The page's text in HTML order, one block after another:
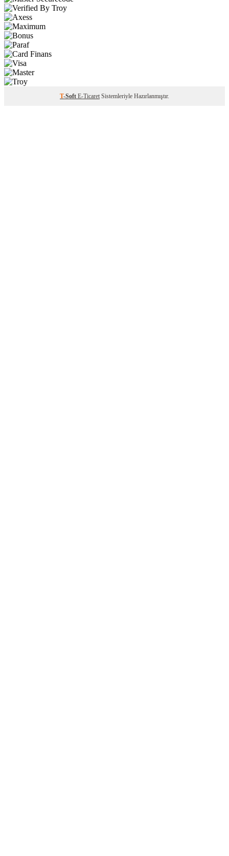
T-Soft E-Ticaret Sistemleriyle Hazırlanmıştır.